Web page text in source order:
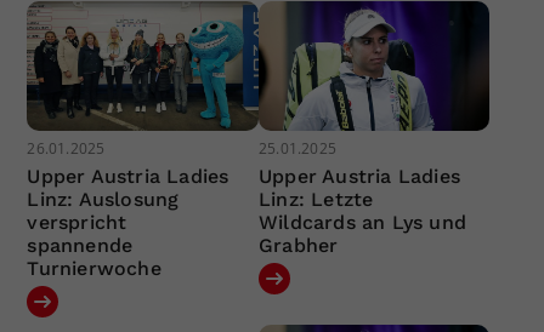
26.01.2025
Upper Austria Ladies
Linz: Auslosung
verspricht
spannende
Turnierwoche
25.01.2025
Upper Austria Ladies
Linz: Letzte
Wildcards an Lys und
Grabher